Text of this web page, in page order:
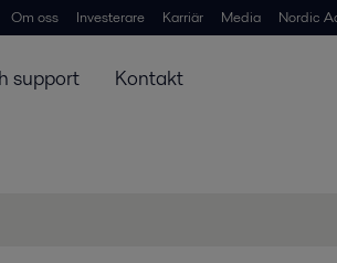
Om oss Investerare Karriär Media Nordic
support Kontakt